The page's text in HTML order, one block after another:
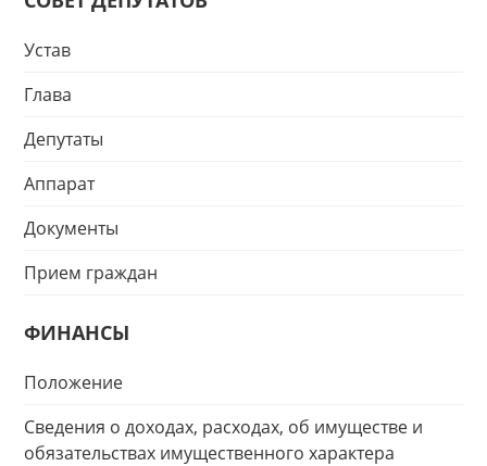
Устав
Глава
Депутаты
Аппарат
Документы
Прием граждан
ФИНАНСЫ
Положение
Сведения о доходах, расходах, об имуществе и
обязательствах имущественного характера